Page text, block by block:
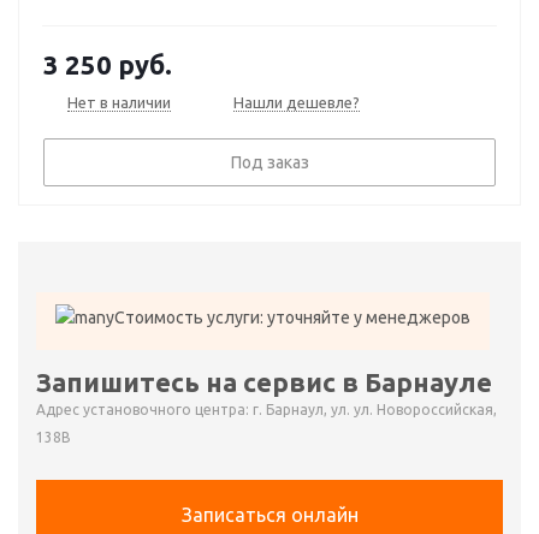
3 250 руб.
Нет в наличии Нашли дешевле?
Под заказ
Стоимость услуги: уточняйте у менеджеров
Запишитесь на сервис в Барнауле
Адрес установочного центра: г. Барнаул, ул. ул. Новороссийская,
138В
Записаться онлайн